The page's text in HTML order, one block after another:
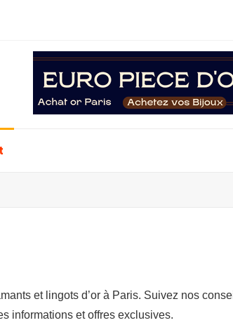
et lingots d’or à Paris. Suivez nos
informations et offres exclusives.